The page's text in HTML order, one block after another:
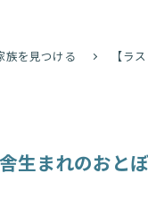
族を見つける 【ラ
生まれのお